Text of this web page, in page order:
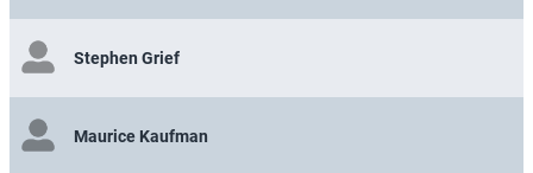
Stephen Grief
Maurice Kaufman